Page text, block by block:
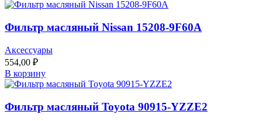
Фильтр масляный Nissan 15208-9F60A
Аксессуары
554,00 ₽
В корзину
Фильтр масляный Toyota 90915-YZZE2